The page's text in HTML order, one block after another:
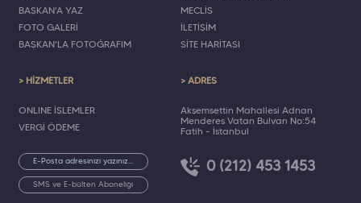
BAŞKAN'A YAZ
FOTO GALERİ
BAŞKAN'LA FOTOĞRAFIM
MECLİS
İLETİŞİM
SİTE HARİTASI
> HİZMETLER
ONLINE İŞLEMLER
VERGİ ÖDEME
SMS ve E-bülten Aboneliği
> ADRES
Akşemsettin Mahallesi Adnan
Menderes Vatan Bulvarı No:54
Fatih - İstanbul
0 (212) 453 1453